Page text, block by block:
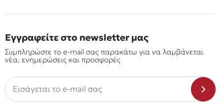
Εγγραφείτε στο newsletter μας
Συμπληρώστε το e-mail σας παρακάτω για να λαμβάνεται
νέα, ενημερώσεις και προσφορές